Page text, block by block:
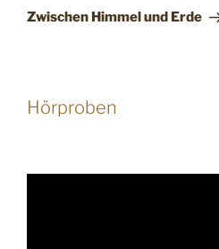
Beitrag
Zwischen Himmel und Erde
Hörproben